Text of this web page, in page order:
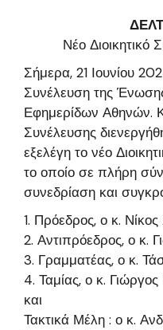
Νέο Διοικητικό
Σήμερα, 21 Ιουνίου
Συνέλευση της
Εφημερίδων Αθηνών.
Συνέλευσης
εξελέγη το νέο
το οποίο σε πλήρη
συνεδρίαση και
1. Πρόεδρος, ο κ.
2. Αντιπρόεδρος, ο κ.
3. Γραμματέας, ο κ.
4. Ταμίας, ο κ.
και
Τακτικά Μέλη : ο κ.